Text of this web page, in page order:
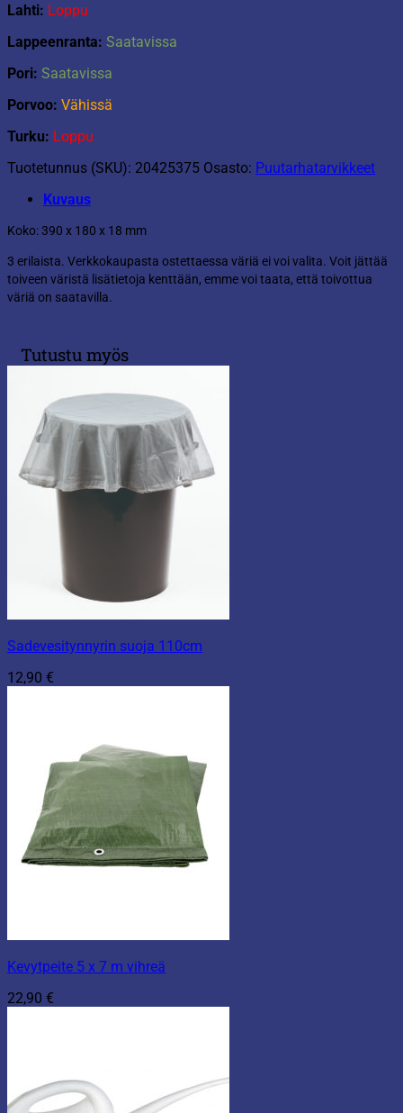
Lahti: Loppu
Lappeenranta: Saatavissa
Pori: Saatavissa
Porvoo: Vähissä
Turku: Loppu
Tuotetunnus (SKU): 20425375 Osasto: Puutarhatarvikkeet
Kuvaus
Koko: 390 x 180 x 18 mm
3 erilaista. Verkkokaupasta ostettaessa väriä ei voi valita. Voit jättää
toiveen väristä lisätietoja kenttään, emme voi taata, että toivottua
väriä on saatavilla.
Tutustu myös
Sadevesitynnyrin suoja 110cm
12,90 €
Kevytpeite 5 x 7 m vihreä
22,90 €